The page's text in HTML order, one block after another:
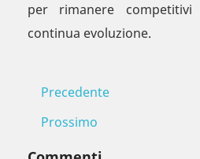
per rimanere
continua evoluzione.
Precedente
Prossimo